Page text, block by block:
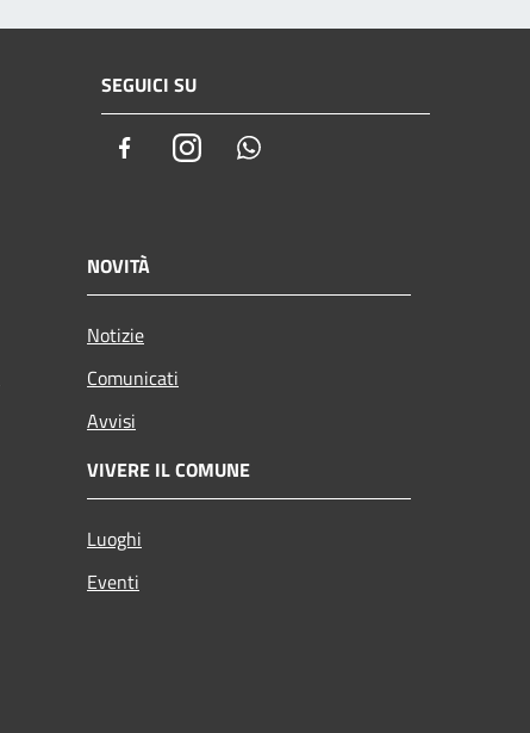
SEGUICI SU
FacebookInstagram
NOVITÀ
Notizie
Comunicati
Avvisi
VIVERE IL COMUNE
Luoghi
Eventi